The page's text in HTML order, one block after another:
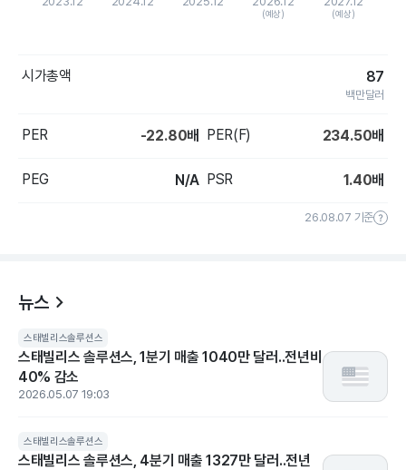
(예상) (예상)
시가총액 87
백만달러
PER -22.80배 PER(F) 234.50배
PEG N/A PSR 1.40배
26.08.07 기준
뉴스
스태빌리스솔루션스
스태빌리스 솔루션스, 1분기 매출 1040만 달러..전년비
40% 감소
2026.05.07 19:03
스태빌리스솔루션스
스태빌리스 솔루션스, 4분기 매출 1327만 달러..전년